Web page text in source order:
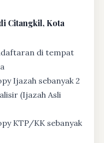
Citangkil, Kota
di tempat
Ijazah sebanyak 2
(Ijazah Asli
KTP/KK sebanyak